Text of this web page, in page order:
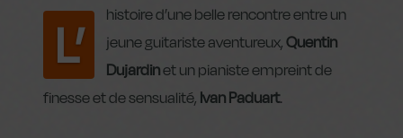
L’
histoire d’une belle rencontre entre un
jeune guitariste aventureux,Quentin
Dujardinet un pianiste empreint de
finesse et de sensualité, Ivan Paduart.